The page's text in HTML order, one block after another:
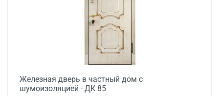
Железная дверь в частный дом с
шумоизоляцией - ДК 85